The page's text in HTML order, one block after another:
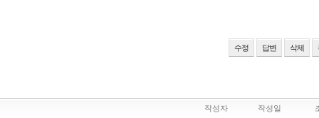
수정 답변 삭제
작성자 작성일